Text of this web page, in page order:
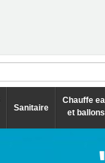
Sanitaire
Chauffe
et ballons